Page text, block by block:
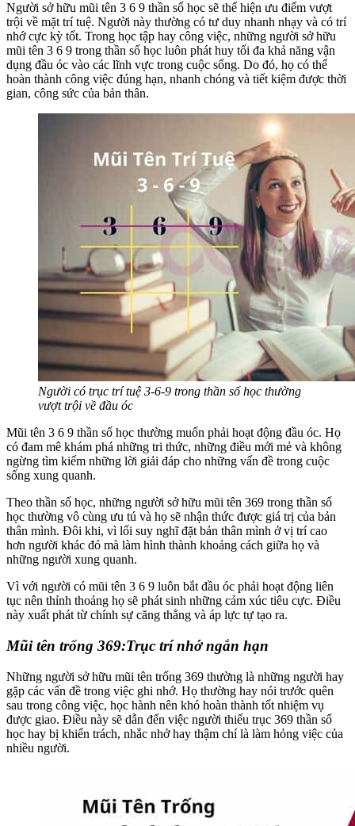
Người sở hữu mũi tên 3 6 9 thần số học sẽ thể hiện ưu điểm vượt
trội về mặt trí tuệ. Người này thường có tư duy nhanh nhạy và có trí
nhớ cực kỳ tốt. Trong học tập hay công việc, những người sở hữu
mũi tên 3 6 9 trong thần số học luôn phát huy tối đa khả năng vận
dụng đầu óc vào các lĩnh vực trong cuộc sống. Do đó, họ có thể
hoàn thành công việc đúng hạn, nhanh chóng và tiết kiệm được thời
gian, công sức của bản thân.
Người có trục trí tuệ 3-6-9 trong thần số học thường
vượt trội về đầu óc
Mũi tên 3 6 9 thần số học thường muốn phải hoạt động đầu óc. Họ
có đam mê khám phá những tri thức, những điều mới mẻ và không
ngừng tìm kiếm những lời giải đáp cho những vấn đề trong cuộc
sống xung quanh.
Theo thần số học, những người sở hữu mũi tên 369 trong thần số
học thường vô cùng ưu tú và họ sẽ nhận thức được giá trị của bản
thân mình. Đôi khi, vì lối suy nghĩ đặt bản thân mình ở vị trí cao
hơn người khác đó mà làm hình thành khoảng cách giữa họ và
những người xung quanh.
Vì với người có mũi tên 3 6 9 luôn bắt đầu óc phải hoạt động liên
tục nên thỉnh thoảng họ sẽ phát sinh những cảm xúc tiêu cực. Điều
này xuất phát từ chính sự căng thẳng và áp lực tự tạo ra.
Mũi tên trống 369:Trục trí nhớ ngắn hạn
Những người sở hữu mũi tên trống 369 thường là những người hay
gặp các vấn đề trong việc ghi nhớ. Họ thường hay nói trước quên
sau trong công việc, học hành nên khó hoàn thành tốt nhiệm vụ
được giao. Điều này sẽ dẫn đến việc người thiếu trục 369 thần số
học hay bị khiển trách, nhắc nhở hay thậm chí là làm hỏng việc của
nhiều người.